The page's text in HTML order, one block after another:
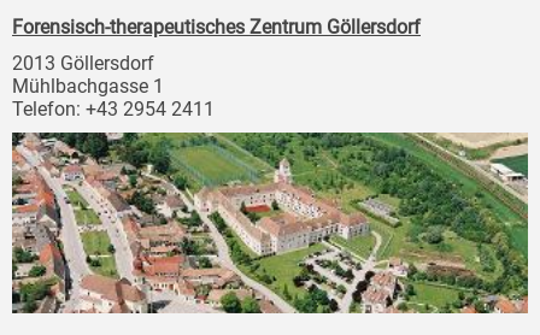
Forensisch-therapeutisches Zentrum Göllersdorf
2013 Göllersdorf
Mühlbachgasse 1
Telefon: +43 2954 2411